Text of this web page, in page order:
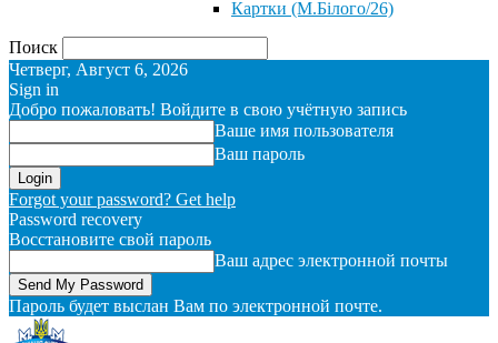
Картки (М.Білого/26)
Поиск
Четверг, Август 6, 2026
Sign in
Добро пожаловать! Войдите в свою учётную запись
Ваше имя пользователя
Ваш пароль
Forgot your password? Get help
Password recovery
Восстановите свой пароль
Ваш адрес электронной почты
Пароль будет выслан Вам по электронной почте.